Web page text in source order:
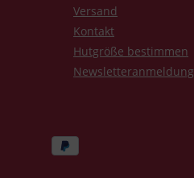
Versand
Kontakt
Hutgröße bestimmen
Newsletteranmeldung